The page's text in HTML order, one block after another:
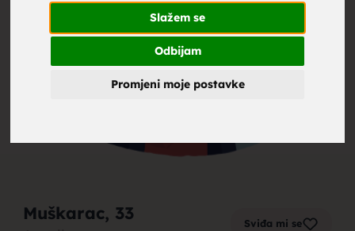
Slažem se
Odbijam
Promjeni moje postavke
Muškarac, 33 Sviđa mi se
zene za
brak,